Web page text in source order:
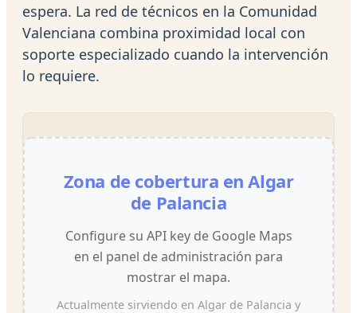
espera. La red de técnicos en la Comunidad
Valenciana combina proximidad local con
soporte especializado cuando la intervención
lo requiere.
Zona de cobertura en Algar
de Palancia
Configure su API key de Google Maps
en el panel de administración para
mostrar el mapa.
Actualmente sirviendo en Algar de Palancia y